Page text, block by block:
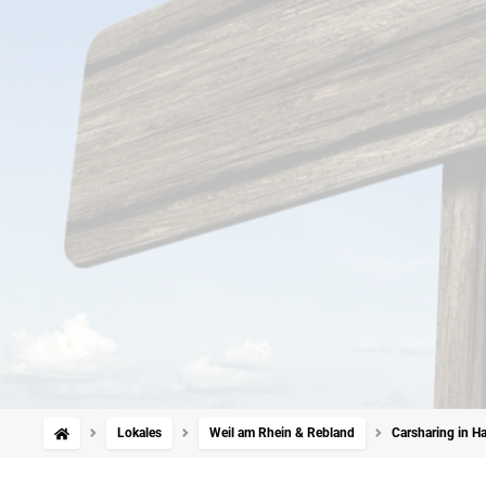
Lokales Weil am Rhein & Rebland Carsharing in